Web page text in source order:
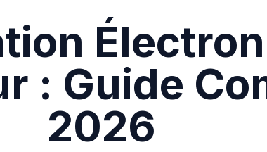
: Guide
2026